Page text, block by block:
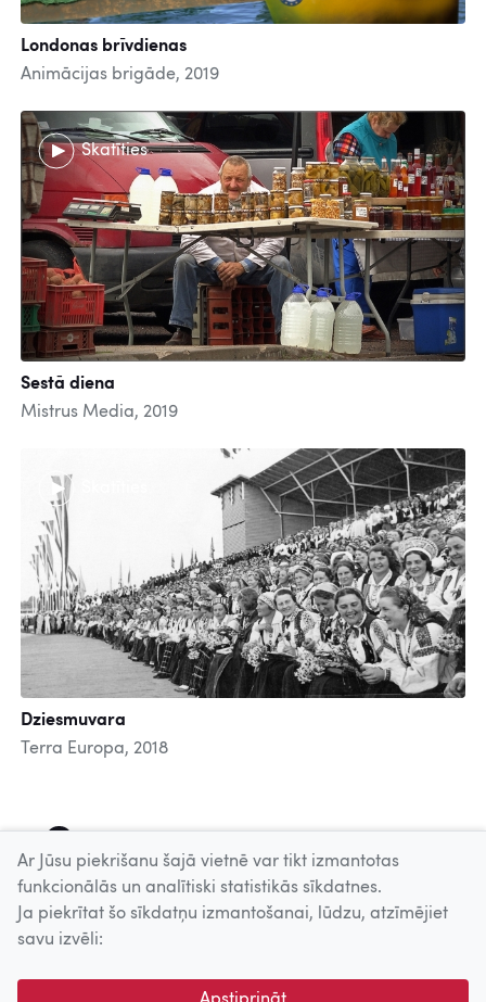
Londonas brīvdienas
Animācijas brigāde, 2019
Skatīties
Sestā diena
Mistrus Media, 2019
Dziesmuvara
Terra Europa, 2018
Uz augšu
© 2026 Nacionālais Kino centrs, Kultūras informācijas sistēmu
Ar Jūsu piekrišanu šajā vietnē var tikt izmantotas
funkcionālās un analītiski statistikās sīkdatnes.
Ja piekrītat šo sīkdatņu izmantošanai, lūdzu, atzīmējiet
savu izvēli: